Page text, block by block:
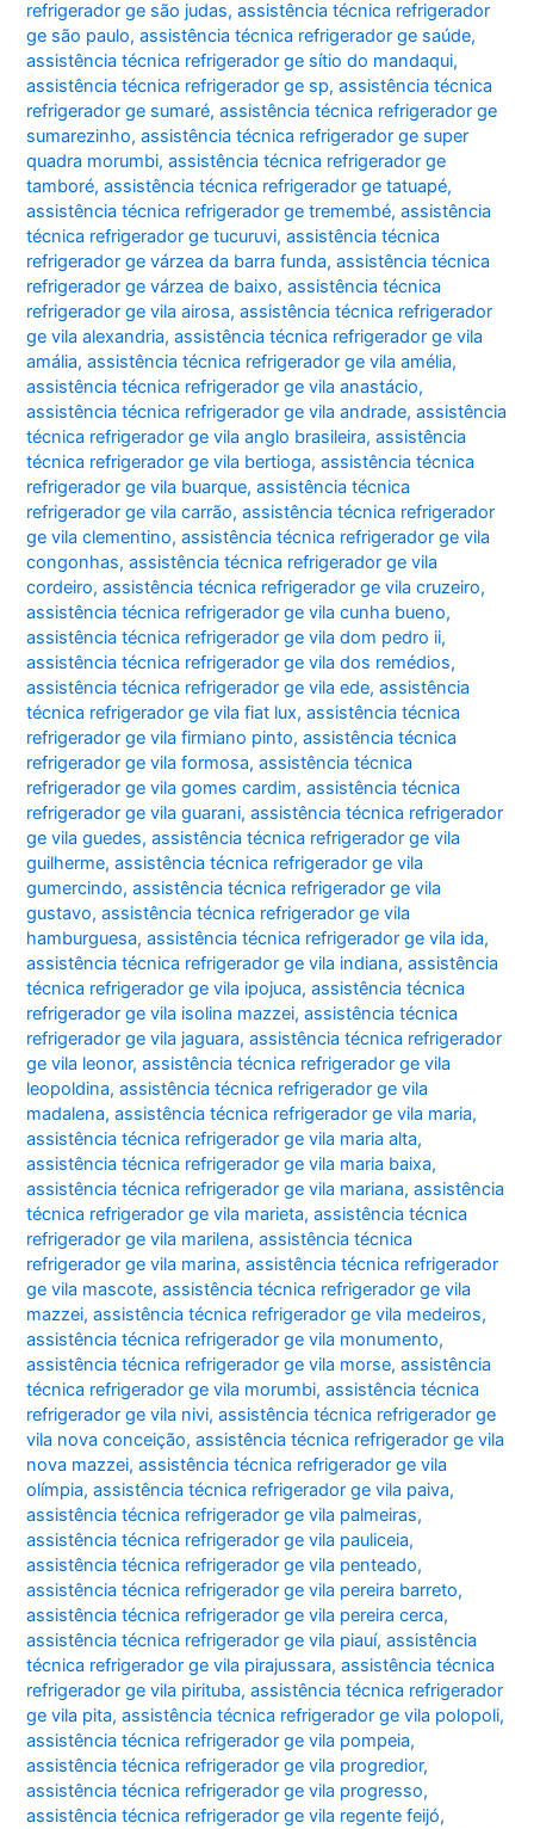
refrigerador ge são judas,assistência técnica refrigerador
ge são paulo,assistência técnica refrigerador ge saúde,
assistência técnica refrigerador ge sítio do mandaqui,
assistência técnica refrigerador ge sp,assistência técnica
refrigerador ge sumaré,assistência técnica refrigerador ge
sumarezinho,assistência técnica refrigerador ge super
quadra morumbi,assistência técnica refrigerador ge
tamboré,assistência técnica refrigerador ge tatuapé,
assistência técnica refrigerador ge tremembé,assistência
técnica refrigerador ge tucuruvi,assistência técnica
refrigerador ge várzea da barra funda,assistência técnica
refrigerador ge várzea de baixo,assistência técnica
refrigerador ge vila airosa,assistência técnica refrigerador
ge vila alexandria,assistência técnica refrigerador ge vila
amália,assistência técnica refrigerador ge vila amélia,
assistência técnica refrigerador ge vila anastácio,
assistência técnica refrigerador ge vila andrade,assistência
técnica refrigerador ge vila anglo brasileira,assistência
técnica refrigerador ge vila bertioga,assistência técnica
refrigerador ge vila buarque,assistência técnica
refrigerador ge vila carrão,assistência técnica refrigerador
ge vila clementino,assistência técnica refrigerador ge vila
congonhas,assistência técnica refrigerador ge vila
cordeiro,assistência técnica refrigerador ge vila cruzeiro,
assistência técnica refrigerador ge vila cunha bueno,
assistência técnica refrigerador ge vila dom pedro ii,
assistência técnica refrigerador ge vila dos remédios,
assistência técnica refrigerador ge vila ede,assistência
técnica refrigerador ge vila fiat lux,assistência técnica
refrigerador ge vila firmiano pinto,assistência técnica
refrigerador ge vila formosa,assistência técnica
refrigerador ge vila gomes cardim,assistência técnica
refrigerador ge vila guarani,assistência técnica refrigerador
ge vila guedes,assistência técnica refrigerador ge vila
guilherme,assistência técnica refrigerador ge vila
gumercindo,assistência técnica refrigerador ge vila
gustavo,assistência técnica refrigerador ge vila
hamburguesa,assistência técnica refrigerador ge vila ida,
assistência técnica refrigerador ge vila indiana,assistência
técnica refrigerador ge vila ipojuca,assistência técnica
refrigerador ge vila isolina mazzei,assistência técnica
refrigerador ge vila jaguara,assistência técnica refrigerador
ge vila leonor,assistência técnica refrigerador ge vila
leopoldina,assistência técnica refrigerador ge vila
madalena,assistência técnica refrigerador ge vila maria,
assistência técnica refrigerador ge vila maria alta,
assistência técnica refrigerador ge vila maria baixa,
assistência técnica refrigerador ge vila mariana,assistência
técnica refrigerador ge vila marieta,assistência técnica
refrigerador ge vila marilena,assistência técnica
refrigerador ge vila marina,assistência técnica refrigerador
ge vila mascote,assistência técnica refrigerador ge vila
mazzei,assistência técnica refrigerador ge vila medeiros,
assistência técnica refrigerador ge vila monumento,
assistência técnica refrigerador ge vila morse,assistência
técnica refrigerador ge vila morumbi,assistência técnica
refrigerador ge vila nivi,assistência técnica refrigerador ge
vila nova conceição,assistência técnica refrigerador ge vila
nova mazzei,assistência técnica refrigerador ge vila
olímpia,assistência técnica refrigerador ge vila paiva,
assistência técnica refrigerador ge vila palmeiras,
assistência técnica refrigerador ge vila pauliceia,
assistência técnica refrigerador ge vila penteado,
assistência técnica refrigerador ge vila pereira barreto,
assistência técnica refrigerador ge vila pereira cerca,
assistência técnica refrigerador ge vila piauí,assistência
técnica refrigerador ge vila pirajussara,assistência técnica
refrigerador ge vila pirituba,assistência técnica refrigerador
ge vila pita,assistência técnica refrigerador ge vila polopoli,
assistência técnica refrigerador ge vila pompeia,
assistência técnica refrigerador ge vila progredior,
assistência técnica refrigerador ge vila progresso,
assistência técnica refrigerador ge vila regente feijó,